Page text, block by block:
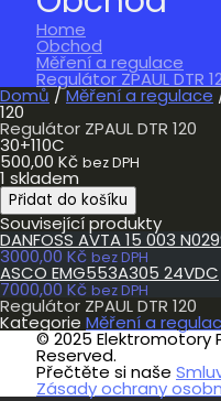
Home
Obchod
Měření a regulace
Regulátor ZPAUL DTR
Domů /Měření a regulace
120
Regulátor ZPAUL DTR 120
30+110C
500,00 Kč bez DPH
1 skladem
Regulátor
ZPAUL
DTR
120
množství
Přidat do košíku
Související produkty
DANFOSS AVTA 15 003
3000,00 Kč bez DPH
ASCO EMG553A305 24VDC
7000,00 Kč bez DPH
Regulátor ZPAUL DTR 120
Kategorie Měření a
© 2025 Elektromotory
Reserved.
Přečtěte si naše
Zásady ochrany